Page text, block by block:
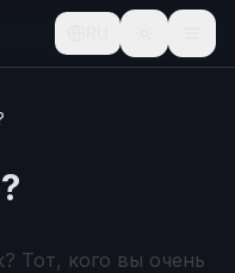
Тот, кого вы очень